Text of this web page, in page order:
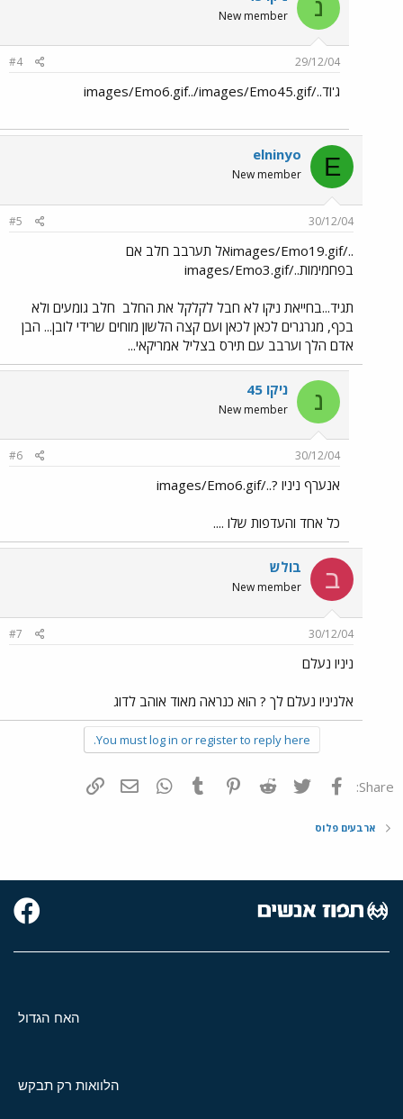
נ New member
29/12/04
#4
ג'וד../images/Emo6.gif../images/Emo45.gif
E
elninyo
New member
30/12/04
#5
../images/Emo19.gifאל תערבב חלב אם
בפחמימות../images/Emo3.gif
תגיד...בחייאת ניקו לא חבל לקלקל את החלב חלב גומעים ולא
בכף, מגרגרים לכאן לכאן ועם קצה הלשון מוחים שרידי לובן... הבן
אדם הלך וערבב עם תירס בצליל אמריקאי...
נ ניקו 45
New member
30/12/04
#6
אנערף ניניו ?../images/Emo6.gif
כל אחד והעדפות שלו ....
ב בולש
New member
30/12/04
#7
ניניו נעלם
אלניניו נעלם לך ? הוא כנראה מאוד אוהב לדוג
You must log in or register to reply here.
Share: פייסבוק Twitter
Reddit
Pinterest
Tumblr
WhatsAppדואר אלקטרוני
ארבעים פלוס
האח הגדול
הלוואות רק תבקש